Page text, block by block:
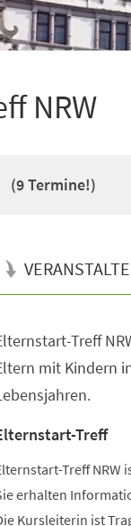
NRW
(9 Termine!)
Treff
mit Kindern
Treff
Treff NRW
erhalten
Kursleiterin ist